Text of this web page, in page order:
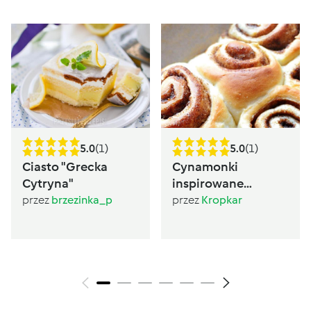
5.0(1)
Ciasto "Grecka
Cytryna"
przez brzezinka_p
5.0(1)
Cynamonki
inspirowane
Sugarlady
przez Kropkar